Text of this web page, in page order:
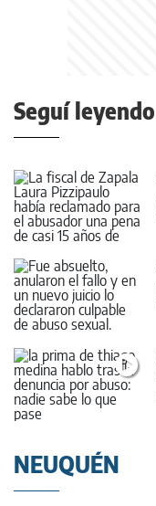
Seguí leyendo
NEUQUÉN